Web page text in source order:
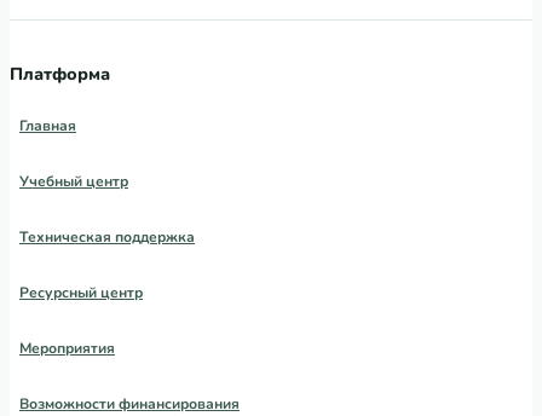
Платформа
Главная
Учебный центр
Техническая поддержка
Ресурсный центр
Мероприятия
Возможности финансирования